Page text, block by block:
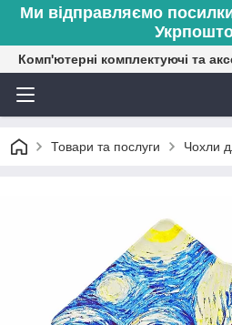
Ми відправляємо
Комп'ютерні комплектуючі та
Товари та послуги Чохли